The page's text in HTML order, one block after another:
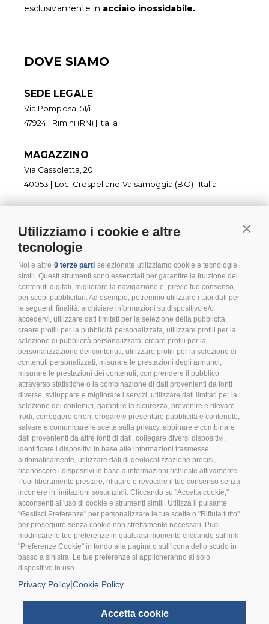
Utilizziamo i cookie e altre
tecnologie
Noi e altre 0 terze parti selezionate utilizziamo cookie e tecnologie
simili. Questi strumenti sono essenziali per garantire la fruizione dei
contenuti digitali, migliorare la navigazione e, previo tuo consenso,
per scopi pubblicitari. Ad esempio, potremmo utilizzare i tuoi dati per
le seguenti finalità: archiviare informazioni su dispositivo e/o
accedervi, utilizzare dati limitati per la selezione della pubblicità,
creare profili per la pubblicità personalizzata, utilizzare profili per la
selezione di pubblicità personalizzata, creare profili per la
personalizzazione dei contenuti, utilizzare profili per la selezione di
contenuti personalizzati, misurare le prestazioni degli annunci,
misurare le prestazioni dei contenuti, comprendere il pubblico
attraverso statistiche o la combinazione di dati provenienti da fonti
diverse, sviluppare e migliorare i servizi, utilizzare dati limitati per la
selezione dei contenuti, garantire la sicurezza, prevenire e rilevare
frodi, correggere errori, erogare e presentare pubblicità e contenuto,
salvare e comunicare le scelte sulla privacy, abbinare e combinare
dati provenienti da altre fonti di dati, collegare diversi dispositivi,
identificare i dispositivi in base alle informazioni trasmesse
automaticamente, utilizzare dati di geolocalizzazione precisi,
riconoscere i dispositivi in base a informazioni richieste attivamente.
Puoi liberamente prestare, rifiutare o revocare il tuo consenso senza
incorrere in limitazioni sostanziali. Cliccando su "Accetta cookie,"
acconsenti all'uso di cookie e strumenti simili. Utilizza il pulsante
"Gestisci Preferenze" per personalizzare le tue scelte o "Rifiuta tutto"
per proseguire senza cookie non strettamente necessari. Puoi
modificare le tue preferenze in qualsiasi momento cliccando sul link
"Preferenze Cookie" in fondo alla pagina o sull'icona dello scudo in
basso a sinistra. Le tue preferenze si applicheranno al solo
dispositivo in uso.
Privacy Policy| Cookie Policy
Accetta cookie
esclusivamente in acciaio inossidabile.
DOVE SIAMO
SEDE LEGALE
Via Pomposa, 51/i
47924 | Rimini (RN) | Italia
MAGAZZINO
Via Cassoletta, 20
40053 | Loc. Crespellano Valsamoggia (BO) | Italia
CONTATTI
+ 39 0541 794 444
info@inoxmare.it
SEGUICI
LEGALE E PRIVACY
>Condizioni d’acquisto
>Privacy policy
>Cookies
>Compliance
>FAQ
>Etichettatura Ambientale
02980000232 | Cap.soc. 26.000,00 i.v. | Socio Unico | R.E.A n. 277754